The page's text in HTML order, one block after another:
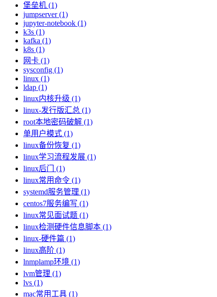
堡垒机 (1)
jumpserver (1)
jupyter-notebook (1)
k3s (1)
kafka (1)
k8s (1)
网卡 (1)
sysconfig (1)
linux (1)
ldap (1)
linux内核升级 (1)
linux-发行版汇总 (1)
root本地密码破解 (1)
单用户模式 (1)
linux备份恢复 (1)
linux学习流程发展 (1)
linux后门 (1)
linux常用命令 (1)
systemd服务管理 (1)
centos7服务编写 (1)
linux常见面试题 (1)
linux检测硬件信息脚本 (1)
linux-硬件篇 (1)
linux高阶 (1)
lnmplamp环境 (1)
lvm管理 (1)
lvs (1)
mac常用工具 (1)